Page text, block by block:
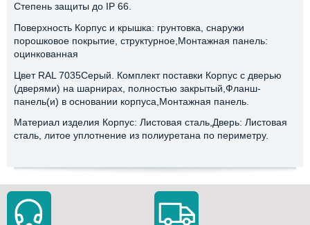
Степень защиты до IP 66.
Поверхность Корпус и крышка: грунтовка, снаружи
порошковое покрытие, структурное,Монтажная панель:
оцинкованная
Цвет RAL 7035Серый. Комплект поставки Корпус с дверью
(дверями) на шарнирах, полностью закрытый,Фланш-
панель(и) в основании корпуса,Монтажная панель.
Материал изделия Корпус: Листовая сталь,Дверь: Листовая
сталь, литое уплотнение из полиуретана по периметру.